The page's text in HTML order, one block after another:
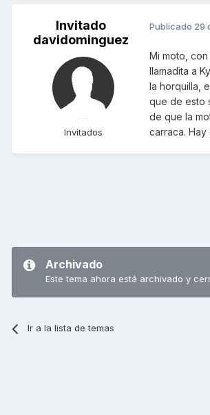
Invitado
davidominguez
Invitados
Publicado 29
Mi moto,
llamadita a
la horquilla,
que de esto
de que la
carraca.
Archivado
Este tema ahora está archivado y
Ir a la lista de temas